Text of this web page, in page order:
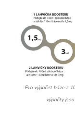
Pro výpočet báze z
výpočty